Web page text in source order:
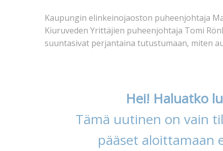
Kaupungin elinkeinojaoston puheenjohtaja
Kiuruveden Yrittäjien puheenjohtaja Tomi
suuntasivat perjantaina tutustumaan, miten
Hei! Haluatko
Tämä uutinen on vain
pääset aloittamaan